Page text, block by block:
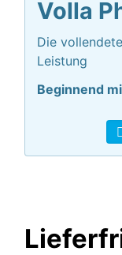
Volla
Die
Leistung
Beginnend